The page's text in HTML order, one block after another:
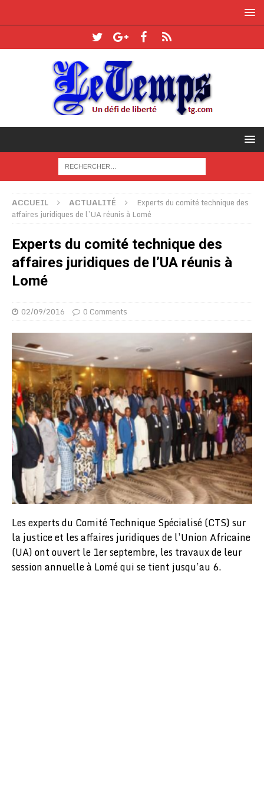
ACCUEIL ACTUALITÉ
Experts du comité technique des
affaires juridiques de l’UA réunis à Lomé
Experts du comité technique des
affaires juridiques de l’UA réunis à
Lomé
02/09/2016 0 Comments
Les experts du Comité Technique Spécialisé (CTS) sur
la justice et les affaires juridiques de l’Union Africaine
(UA) ont ouvert le 1er septembre, les travaux de leur
session annuelle à Lomé qui se tient jusqu’au 6.